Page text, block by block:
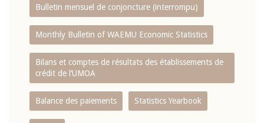
Bulletin mensuel de conjoncture (interrompu)
Monthly Bulletin of WAEMU Economic Statistics
Bilans et comptes de résultats des établissements de
crédit de l‘UMOA
Balance des paiements Statistics Yearbook